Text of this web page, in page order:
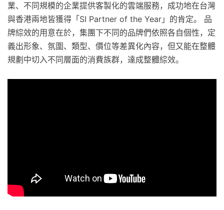
業、不同規模的企業提供客製化的雲端服務，成功地在台灣
與香港兩地皆獲得「SI Partner of the Year」的肯定。 品
牌綜效的用意在於，集團下不同的品牌們依照各自個性，定
義出形象、氛圍、類型、價位等差異化內容，但又能在整體
規劃中切入不同層面的消費族群，達成整體綜效。